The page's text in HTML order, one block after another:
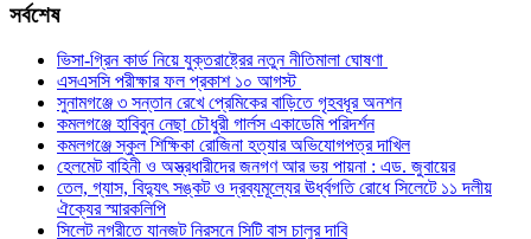
সর্বশেষ
ভিসা-গ্রিন কার্ড নিয়ে যুক্তরাষ্ট্রের নতুন নীতিমালা ঘোষণা
এসএসসি পরীক্ষার ফল প্রকাশ ১০ আগস্ট
সুনামগঞ্জে ৩ সন্তান রেখে প্রেমিকের বাড়িতে গৃহবধূর অনশন
কমলগঞ্জে হাবিবুন নেছা চৌধুরী গার্লস একাডেমি পরিদর্শন
কমলগঞ্জে স্কুল শিক্ষিকা রোজিনা হত্যার অভিযোগপত্র দাখিল
হেলমেট বাহিনী ও অস্ত্রধারীদের জনগণ আর ভয় পায়না : এড. জুবায়ের
তেল, গ্যাস, বিদ্যুৎ সঙ্কট ও দ্রব্যমূল্যের ঊর্ধ্বগতি রোধে সিলেটে ১১ দলীয়
ঐক্যের স্মারকলিপি
সিলেট নগরীতে যানজট নিরসনে সিটি বাস চালুর দাবি